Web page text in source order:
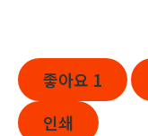
좋아요 1
인쇄